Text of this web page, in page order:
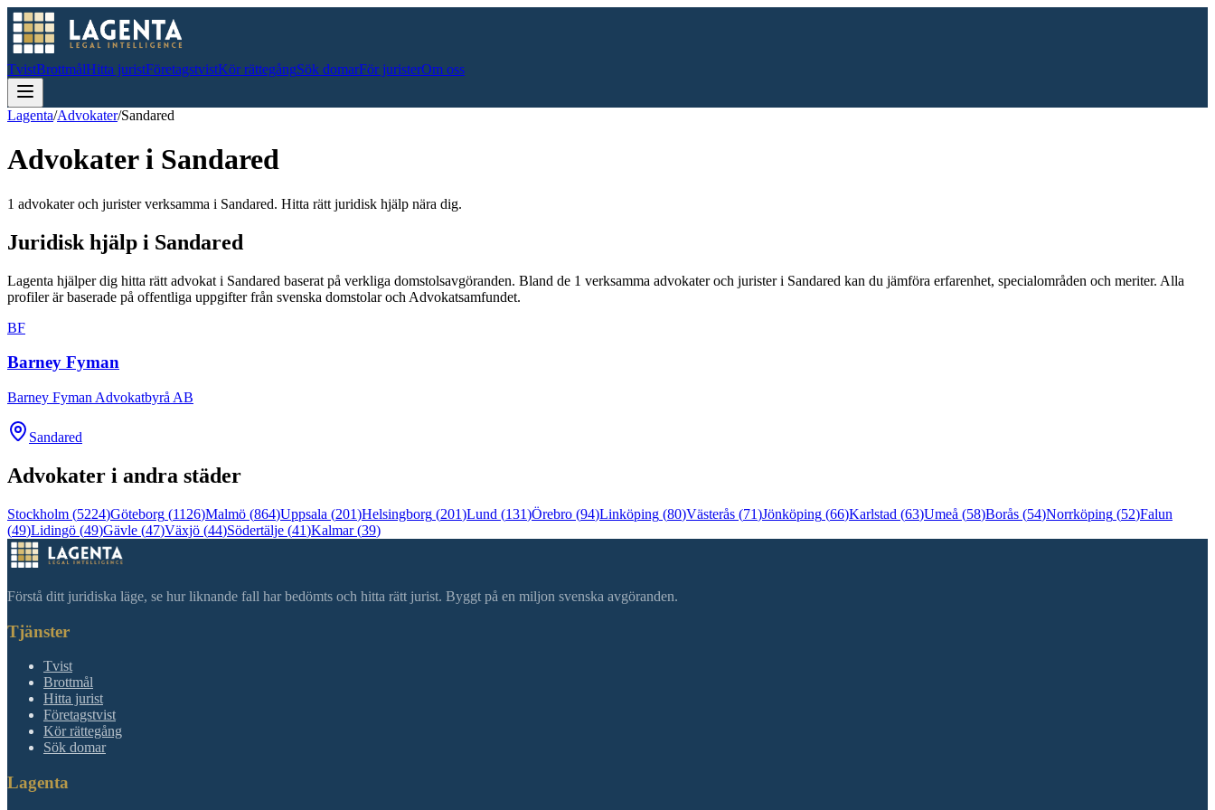
TvistBrottmålHitta juristFöretagstvistKör rättegångSök domarFör juristerOm oss
Lagenta/Advokater/Sandared
Advokater i Sandared
1 advokater och jurister verksamma i Sandared. Hitta rätt juridisk hjälp nära dig.
Juridisk hjälp i Sandared
Lagenta hjälper dig hitta rätt advokat i Sandared baserat på verkliga domstolsavgöranden. Bland de 1 verksamma advokater och jurister i Sandared kan du jämföra erfarenhet, specialområden och meriter. Alla
profiler är baserade på offentliga uppgifter från svenska domstolar och Advokatsamfundet.
BF
Barney Fyman
Barney Fyman Advokatbyrå AB
Sandared
Advokater i andra städer
Stockholm (5224)Göteborg (1126)Malmö (864)Uppsala (201)Helsingborg (201)Lund (131)Örebro (94)Linköping (80)Västerås (71)Jönköping (66)Karlstad (63)Umeå (58)Borås (54)Norrköping (52)Falun
(49)Lidingö (49)Gävle (47)Växjö (44)Södertälje (41)Kalmar(39)
Förstå ditt juridiska läge, se hur liknande fall har bedömts och hitta rätt jurist. Byggt på en miljon svenska avgöranden.
Tjänster
Tvist
Brottmål
Hitta jurist
Företagstvist
Kör rättegång
Sök domar
Lagenta